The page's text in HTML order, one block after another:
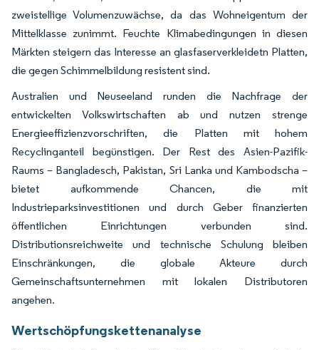
zweistellige Volumenzuwächse, da das Wohneigentum der
Mittelklasse zunimmt. Feuchte Klimabedingungen in diesen
Märkten steigern das Interesse an glasfaserverkleidetn Platten,
die gegen Schimmelbildung resistent sind.
Australien und Neuseeland runden die Nachfrage der
entwickelten Volkswirtschaften ab und nutzen strenge
Energieeffizienzvorschriften, die Platten mit hohem
Recyclinganteil begünstigen. Der Rest des Asien-Pazifik-
Raums – Bangladesch, Pakistan, Sri Lanka und Kambodscha –
bietet aufkommende Chancen, die mit
Industrieparksinvestitionen und durch Geber finanzierten
öffentlichen Einrichtungen verbunden sind.
Distributionsreichweite und technische Schulung bleiben
Einschränkungen, die globale Akteure durch
Gemeinschaftsunternehmen mit lokalen Distributoren
angehen.
Wertschöpfungskettenanalyse